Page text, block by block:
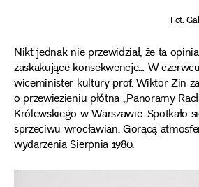
Fot.
Nikt jednak nie przewidział, że ta
zaskakujące konsekwencje… W
wiceminister kultury prof. Wiktor Zin
o przewiezieniu płótna „Panoramy
Królewskiego w Warszawie. Spotkało
sprzeciwu wrocławian. Gorącą
wydarzenia Sierpnia 1980.